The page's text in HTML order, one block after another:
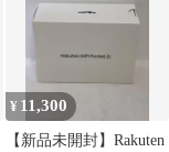
¥ 11,300
【新品未開封】Rakuten